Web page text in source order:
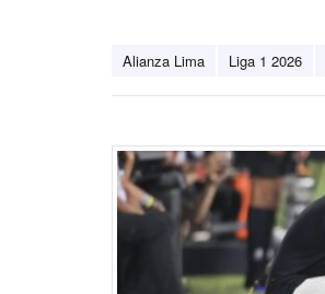
Alianza Lima Liga 1 2026